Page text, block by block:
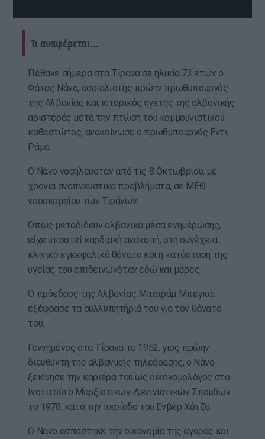
Τι αναφέρεται...
Πέθανε σήμερα στα Τίρανα σε ηλικία 73 ετών ο
Φάτος Νάνο, σοσιαλιστής πρώην πρωθυπουργός
της Αλβανίας και ιστορικός ηγέτης της αλβανικής
αριστεράς μετά την πτώση του κομμουνιστικού
καθεστώτος, ανακοίνωσε ο πρωθυπουργός Εντι
Ράμα.
Ο Νάνο νοσηλευόταν από τις 8 Οκτωβρίου, με
χρόνια αναπνευστικά προβλήματα, σε ΜΕΘ
νοσοκομείου των Τιράνων.
Όπως μεταδίδουν αλβανικά μέσα ενημέρωσης,
είχε υποστεί καρδιακή ανακοπή, στη συνέχεια
κλινικό εγκεφαλικό θάνατο και η κατάσταση της
υγείας του επιδεινωνόταν εδώ και μέρες.
Ο πρόεδρος της Αλβανίας Μπαϊράμ Μπεγκάι
εξέφρασε τα συλλυπητήριά του για τον θάνατό
του.
Γεννημένος στα Τίρανα το 1952, γιος πρώην
διευθυντή της αλβανικής τηλεόρασης, ο Νάνο
ξεκίνησε την καριέρα του ως οικονομολόγος στο
Ινστιτούτο Μαρξιστικών-Λενινιστικών Σπουδών
το 1978, κατά την περίοδο του Ενβέρ Χότζα.
Ο Νάνο ασπάστηκε την οικονομία της αγοράς και